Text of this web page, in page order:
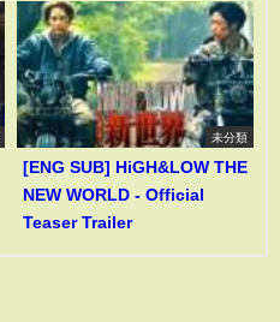
未分類
[ENG SUB] HiGH&LOW THE
NEW WORLD - Official
Teaser Trailer